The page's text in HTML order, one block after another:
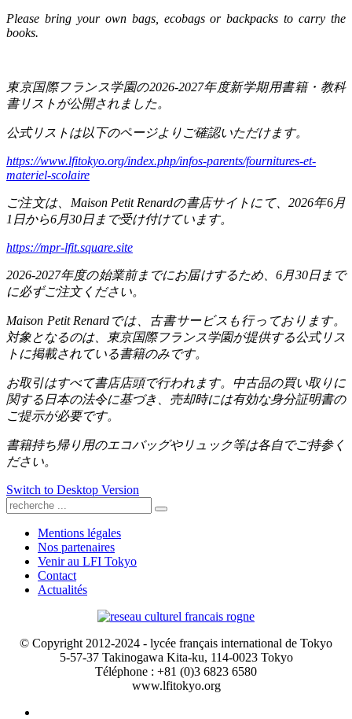
Please bring your own bags, ecobags or backpacks to carry the
books.
東京国際フランス学園の2026-2027年度新学期用書籍・教科
書リストが公開されました。
公式リストは以下のページよりご確認いただけます。
https://www.lfitokyo.org/index.php/infos-parents/fournitures-et-
materiel-scolaire
ご注文は、 Maison Petit Renardの書店サイトにて、2026年6月
1 日から6月30日まで受け付けています。
https://mpr-lfit.square.site
2026-2027年度の始業前までにお届けするため、6月30日まで
に必ずご注文ください。
Maison Petit Renard では、古書サービスも行っております。
対象となるのは、東京国際フランス学園が提供する公式リス
トに掲載されている書籍のみです。
お取引はすべて書店店頭で行われます。中古品の買い取りに
関する日本の法令に基づき、売却時には有効な身分証明書の
ご提示が必要です。
書籍持ち帰り用のエコバッグやリュック等は各自でご持参く
ださい。
Switch to Desktop Version
Mentions légales
Nos partenaires
Venir au LFI Tokyo
Contact
Actualités
© Copyright 2012-2024 - lycée français international de Tokyo
5-57-37 Takinogawa Kita-ku, 114-0023 Tokyo
Téléphone : +81 (0)3 6823 6580
www.lfitokyo.org